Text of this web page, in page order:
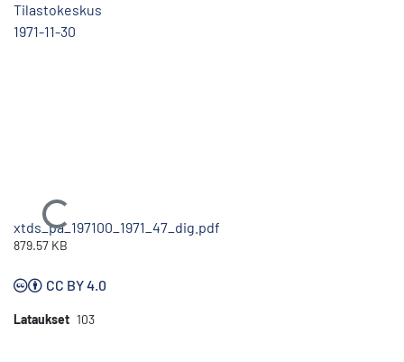
Tilastokeskus
1971-11-30
Ladataan...
xtds_pa_197100_1971_47_dig.pdf
879.57 KB
CC BY 4.0
Lataukset 103